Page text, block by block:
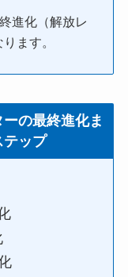
進化（解放レ
ます。
の最終進化ま
テップ